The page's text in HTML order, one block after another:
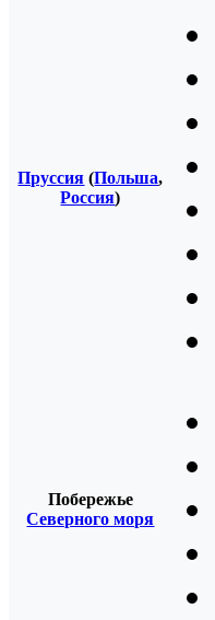
Пруссия (Польша,
Россия)
Побережье
Северного моря